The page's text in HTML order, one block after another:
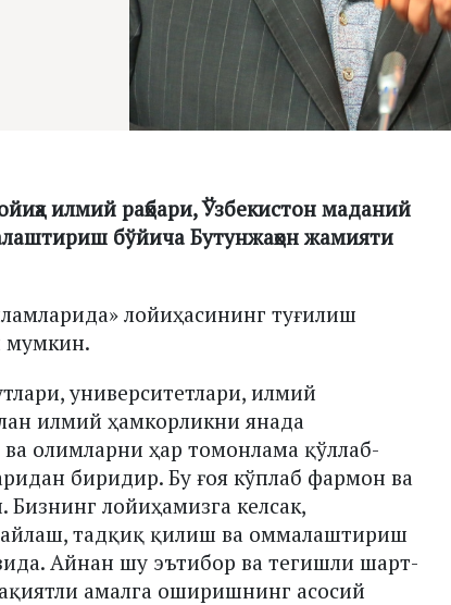
илмий раҳбари, Ўзбекистон маданий
бўйича Бутунжаҳон жамияти
лойиҳасининг туғилиш
мумкин.
университетлари, илмий
илмий ҳамкорликни янада
олимларни ҳар томонлама қўллаб-
биридир. Бу ғоя кўплаб фармон ва
лойиҳамизга келсак,
тадқиқ қилиш ва оммалаштириш
Айнан шу эътибор ва тегишли шарт-
амалга оширишнинг асосий